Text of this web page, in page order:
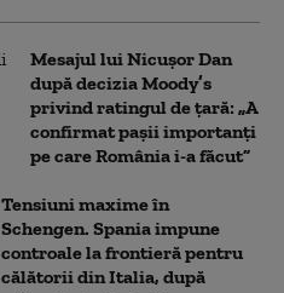
Mesajul lui Nicușor Dan
după decizia Moody’s
privind ratingul de țară: „A
confirmat pașii importanți
pe care România i-a făcut”
Tensiuni maxime în
Schengen. Spania impune
controale la frontieră pentru
călătorii din Italia, după